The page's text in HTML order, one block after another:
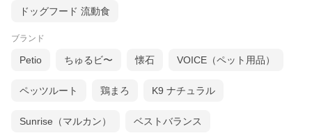
ドッグフード 流動食
ブランド
Petio ちゅるビ〜 懐石 VOICE（ペット用品）
ペッツルート 鶏まろ K9 ナチュラル
Sunrise（マルカン） ベストバランス